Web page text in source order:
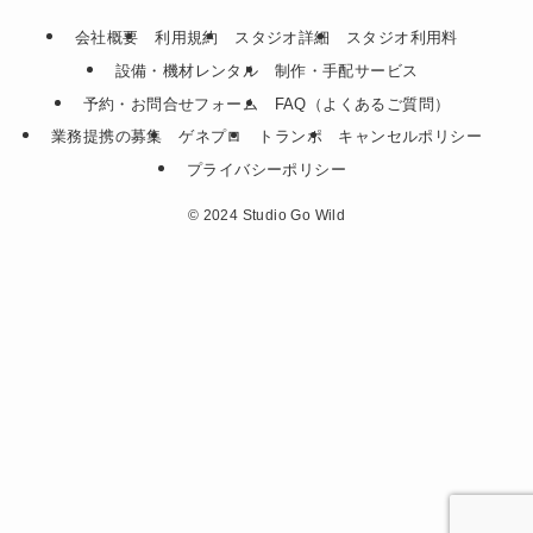
会社概要 利用規約 スタジオ詳細
スタジオ利用料
設備・機材レンタル
制作・手配サービス
予約・お問合せフォーム
FAQ（よくあるご質問）
業務提携の募集
ゲネプロ トランポ
キャンセルポリシー
プライバシーポリシー
© 2024 Studio Go Wild